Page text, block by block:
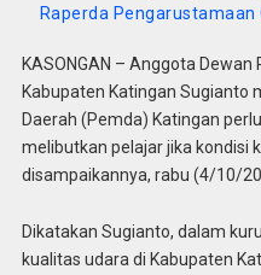
Raperda Pengarustamaan
KASONGAN – Anggota
Kabupaten Katingan Sugianto
Daerah (Pemda) Katingan
melibutkan pelajar jika kondisi
disampaikannya, rabu (4/10/
Dikatakan Sugianto, dalam
kualitas udara di Kabupaten